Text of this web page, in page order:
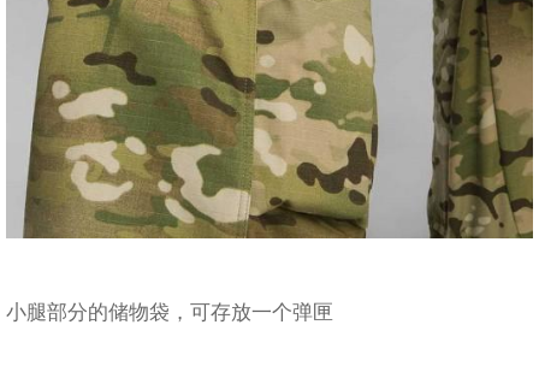
小腿部分的储物袋，可存放一个弹匣